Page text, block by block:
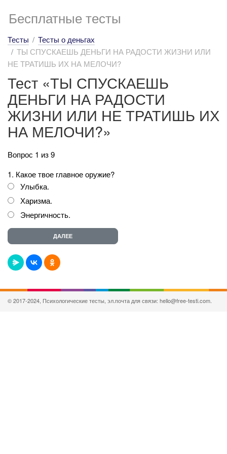
Бесплатные тесты
Тесты
Тесты о деньгах
ТЫ СПУСКАЕШЬ ДЕНЬГИ НА РАДОСТИ ЖИЗНИ ИЛИ
НЕ ТРАТИШЬ ИХ НА МЕЛОЧИ?
Тест «ТЫ СПУСКАЕШЬ
ДЕНЬГИ НА РАДОСТИ
ЖИЗНИ ИЛИ НЕ ТРАТИШЬ ИХ
НА МЕЛОЧИ?»
Вопрос 1 из 9
1. Какое твое главное оружие?
Улыбка.
Харизма.
Энергичность.
© 2017-2024, Психологические тесты, эл.почта для связи: hello@free-testi.com.